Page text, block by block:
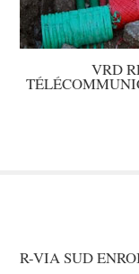
VRD
R-VIA SUD